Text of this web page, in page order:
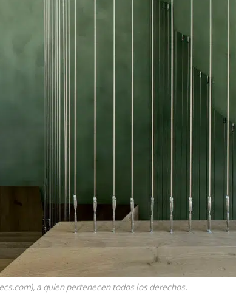
a quien pertenecen todos los derechos.